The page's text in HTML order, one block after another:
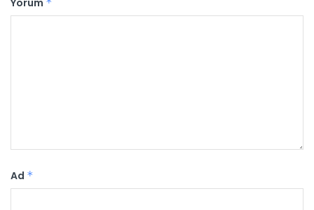
Yorum
Ad *